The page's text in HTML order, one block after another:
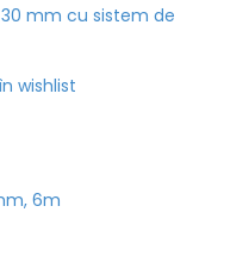
wishlist
6m